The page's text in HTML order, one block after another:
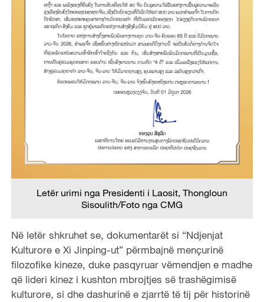
Letër urimi nga Presidenti i Laosit, Thongloun
Sisoulith/Foto nga CMG
Në letër shkruhet se, dokumentarët si “Ndjenjat
Kulturore e Xi Jinping-ut” përmbajnë mençurinë
filozofike kineze, duke pasqyruar vëmendjen e madhe
që lideri kinez i kushton mbrojtjes së trashëgimisë
kulturore, si dhe dashurinë e zjarrtë të tij për historinë